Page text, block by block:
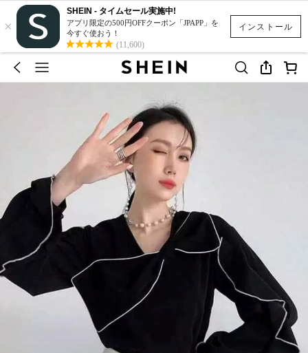
インストール
×
SHEIN - タイムセール実施中!
アプリ限定の500円OFFクーポン「JPAPP」を
今すぐ使おう！
(11,600)